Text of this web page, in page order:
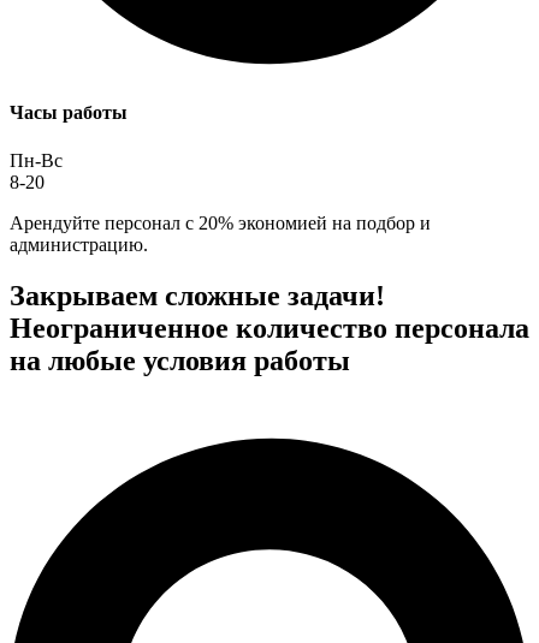
Часы работы
Пн-Вс
8-20
Арендуйте персонал с 20% экономией на подбор и
администрацию.
Закрываем сложные задачи!
Неограниченное количество персонала
на любые условия работы